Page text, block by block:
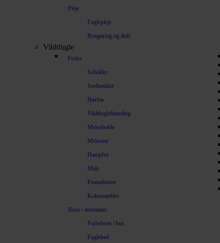
Pleje
Fuglepleje
Rengøring og duft
Vildtfugle
Foder
Solsikke
Jordnødder
Hørfrø
Vildtfugleblanding
Mejsebolde
Melorme
Hampfrø
Majs
Peanutbutter
Kokosnødder
Huse / automater
Foderbræt / hus
Fuglebad